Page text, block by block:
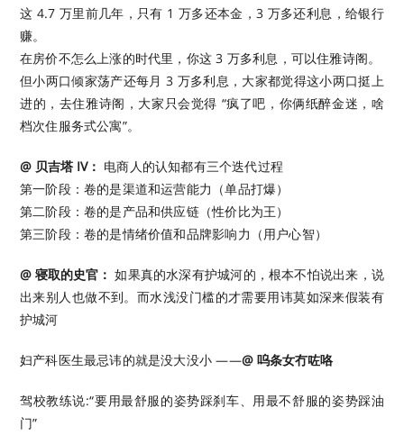
这 4.7 万里前几年，只有 1 万多还本金，3 万多还利息，给银行
赚。
在房价不怎么上涨的时代里，你这 3 万多利息，可以住雅诗阁。
但小两口倾家荡产还每月 3 万多利息，大家都觉得这小两口挺上
进的，去住雅诗阁，大家只会觉得 “疯了吧，你俩纸醉金迷，啥
档次住服务式公寓”。
@ 贝吉塔 IV： 电商人的认知都有三个迭代过程
第一阶段：卷的是渠道和运营能力（单品打爆）
第二阶段：卷的是产品和供应链（性价比为王）
第三阶段：卷的是情绪价值和品牌影响力（用户心智）
@ 寝取的史官： 如果真的水深有护城河的，根本不怕说出来，说
出来别人也做不到。而水浅没门槛的才需要用讳莫如深来假装有
护城河
妇产科医生最忌讳的就是没大没小 ​​​​——@ 呜条女冇咗咯 ​​​
驾校教练说:“要用最舒服的姿势踩刹车、用最不舒服的姿势踩油
门”